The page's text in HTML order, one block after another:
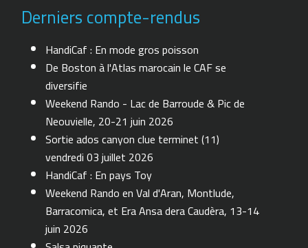
Derniers compte-rendus
HandiCaf : En mode gros poisson
De Boston à l'Atlas marocain le CAF se
diversifie
Weekend Rando - Lac de Barroude & Pic de
Neouvielle, 20-21 juin 2026
Sortie ados canyon clue terminet (11)
vendredi 03 juillet 2026
HandiCaf : En pays Toy
Weekend Rando en Val d'Aran, Montlude,
Barracomica, et Era Ansa dera Caudèra, 13-14
juin 2026